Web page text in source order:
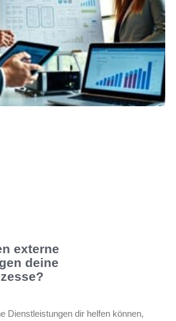
externe
deine
Dienstleistungen dir helfen können,